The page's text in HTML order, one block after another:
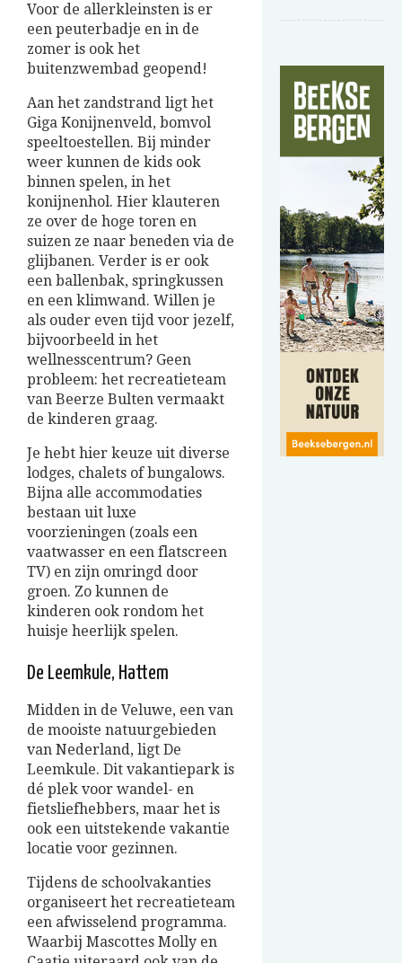
Voor de allerkleinsten is er
een peuterbadje en in de
zomer is ook het
buitenzwembad geopend!
Aan het zandstrand ligt het
Giga Konijnenveld, bomvol
speeltoestellen. Bij minder
weer kunnen de kids ook
binnen spelen, in het
konijnenhol. Hier klauteren
ze over de hoge toren en
suizen ze naar beneden via de
glijbanen. Verder is er ook
een ballenbak, springkussen
en een klimwand. Willen je
als ouder even tijd voor jezelf,
bijvoorbeeld in het
wellnesscentrum? Geen
probleem: het recreatieteam
van Beerze Bulten vermaakt
de kinderen graag.
Je hebt hier keuze uit diverse
lodges, chalets of bungalows.
Bijna alle accommodaties
bestaan uit luxe
voorzieningen (zoals een
vaatwasser en een flatscreen
TV) en zijn omringd door
groen. Zo kunnen de
kinderen ook rondom het
huisje heerlijk spelen.
De Leemkule, Hattem
Midden in de Veluwe, een van
de mooiste natuurgebieden
van Nederland, ligt De
Leemkule. Dit vakantiepark is
dé plek voor wandel- en
fietsliefhebbers, maar het is
ook een uitstekende vakantie
locatie voor gezinnen.
Tijdens de schoolvakanties
organiseert het recreatieteam
een afwisselend programma.
Waarbij Mascottes Molly en